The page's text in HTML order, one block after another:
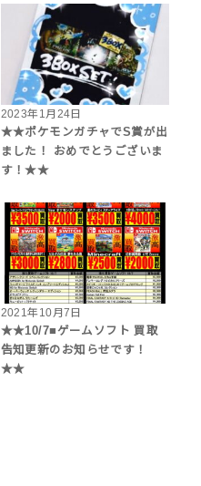
2023年1月24日
★★ポケモンガチャでS賞が出
ました！ おめでとうございま
す！★★
2021年10月7日
★★10/7■ゲームソフト 買取
告知更新のお知らせです！
★★